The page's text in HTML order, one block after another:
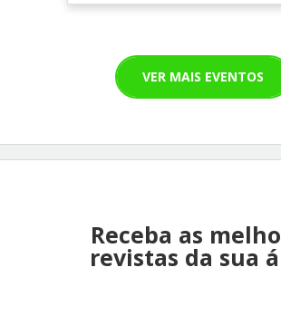
VER MAIS EVENTOS
Receba as
revistas da sua